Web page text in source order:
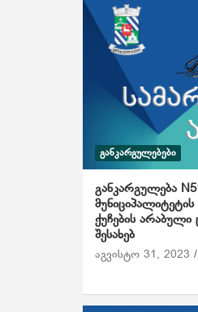
ᲒᲐᲜᲙᲐᲠᲒᲣᲚᲔᲑᲔᲑᲘ
განკარგულება
ქუჩების
შესახებ
აგვისტო 31, 2023